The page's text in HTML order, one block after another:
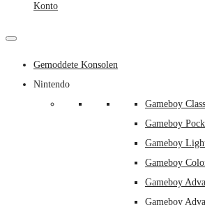
Konto
Gemoddete Konsolen
Nintendo
Gameboy
Gameboy
Gameboy
Gameboy
Gameboy
Gameboy